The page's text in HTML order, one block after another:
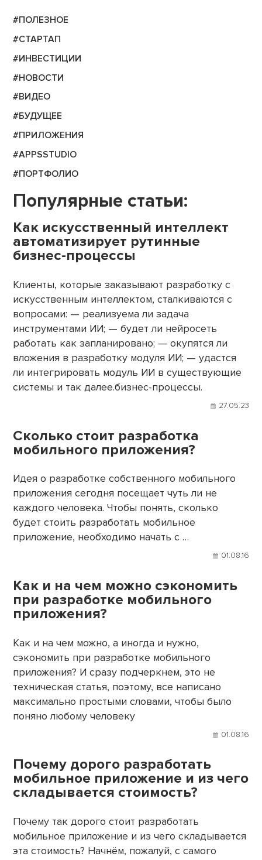
#ПОЛЕЗНОЕ
#СТАРТАП
#ИНВЕСТИЦИИ
#НОВОСТИ
#ВИДЕО
#БУДУЩЕЕ
#ПРИЛОЖЕНИЯ
#APPSSTUDIO
#ПОРТФОЛИО
Популярные статьи:
Как искусственный интеллект
автоматизирует рутинные
бизнес-процессы
Клиенты, которые заказывают разработку с
искусственным интеллектом, сталкиваются с
вопросами: — реализуема ли задача
инструментами ИИ; — будет ли нейросеть
работать как запланировано; — окупятся ли
вложения в разработку модуля ИИ; — удастся
ли интегрировать модуль ИИ в существующие
системы и так далее.бизнес-процессы.
27.05.23
Сколько стоит разработка
мобильного приложения?
Идея о разработке собственного мобильного
приложения сегодня посещает чуть ли не
каждого человека. Чтобы понять, сколько
будет стоить разработать мобильное
приложение, необходимо начать с …
01.08.16
Как и на чем можно сэкономить
при разработке мобильного
приложения?
Как и на чем можно, а иногда и нужно,
сэкономить при разработке мобильного
приложения? И сразу подчеркнем, это не
техническая статья, поэтому, все написано
максимально простыми словами, чтобы было
поняно любому человеку
01.08.16
Почему дорого разработать
мобильное приложение и из чего
складывается стоимость?
Почему так дорого стоит разработать
мобильное приложение и из чего складывается
эта стоимость? Начнём, пожалуй, с самого